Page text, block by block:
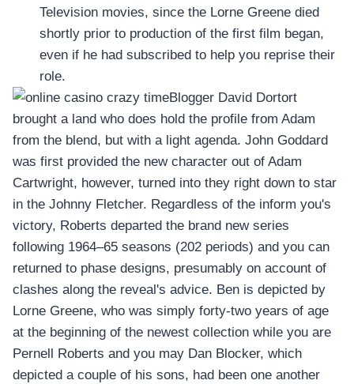
Television movies, since the Lorne Greene died
shortly prior to production of the first film began,
even if he had subscribed to help you reprise their
role.
Blogger David Dortort
brought a land who does hold the profile from Adam
from the blend, but with a light agenda. John Goddard
was first provided the new character out of Adam
Cartwright, however, turned into they right down to star
in the Johnny Fletcher. Regardless of the inform you's
victory, Roberts departed the brand new series
following 1964–65 seasons (202 periods) and you can
returned to phase designs, presumably on account of
clashes along the reveal's advice. Ben is depicted by
Lorne Greene, who was simply forty-two years of age
at the beginning of the newest collection while you are
Pernell Roberts and you may Dan Blocker, which
depicted a couple of his sons, had been one another